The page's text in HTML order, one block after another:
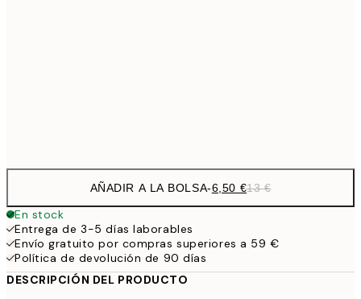
AÑADIR A LA BOLSA-6,50 €13 €
En stock
Entrega de 3-5 días laborables
Envío gratuito por compras superiores a 59 €
Política de devolución de 90 días
DESCRIPCIÓN DEL PRODUCTO